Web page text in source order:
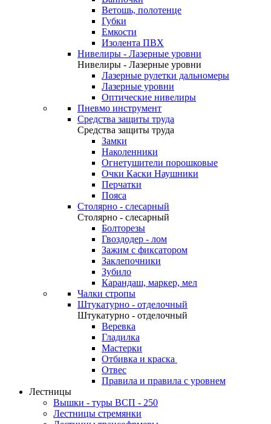
Ветошь, полотенце
Губки
Емкости
Изолента ПВХ
Нивелиры - Лазерные уровни
Нивелиры - Лазерные уровни
Лазерные рулетки дальномеры
Лазерные уровни
Оптические нивелиры
Пневмо инструмент
Средства защиты труда
Средства защиты труда
Замки
Наколенники
Огнетушители порошковые
Очки Каски Наушники
Перчатки
Пояса
Столярно - слесарный
Столярно - слесарный
Болторезы
Гвоздодер - лом
Зажим с фиксатором
Заклепочники
Зубило
Карандаш, маркер, мел
Чалки стропы
Штукатурно - отделочный
Штукатурно - отделочный
Веревка
Гладилка
Мастерки
Отбивка и краска
Отвес
Правила и правила с уровнем
Лестницы
Вышки - туры ВСП - 250
Лестницы стремянки